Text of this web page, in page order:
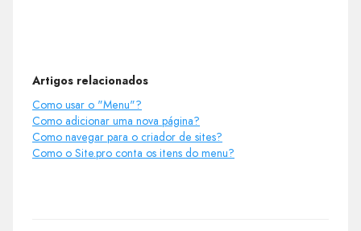
Artigos relacionados
Como usar o "Menu"?
Como adicionar uma nova página?
Como navegar para o criador de sites?
Como o Site.pro conta os itens do menu?